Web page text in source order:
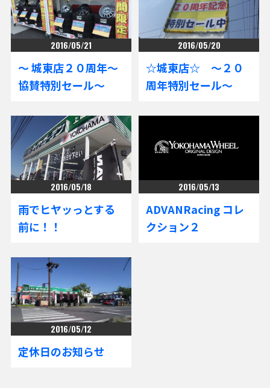
2016/05/21
～ 城東店２０周年～
協賛特別セール～
2016/05/20
☆城東店☆ ～２０
周年特別セール～
2016/05/18
雨でヒヤッっとする
前に！！
2016/05/13
ADVANRacing コレ
クション２
2016/05/12
定休日のお知らせ